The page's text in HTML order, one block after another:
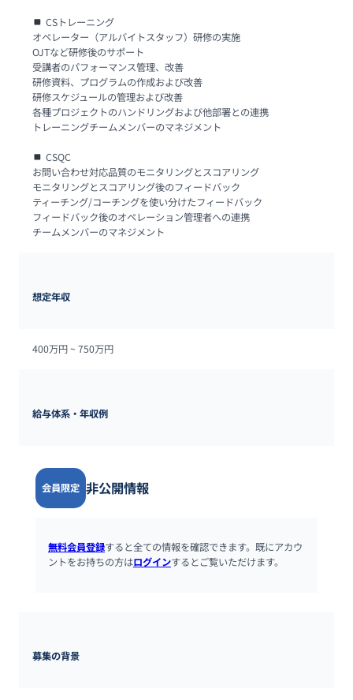
CSトレーニング
オペレーター（アルバイトスタッフ）研修の実施
OJTなど研修後のサポート
受講者のパフォーマンス管理、改善
研修資料、プログラムの作成および改善
研修スケジュールの管理および改善
各種プロジェクトのハンドリングおよび他部署との連携
トレーニングチームメンバーのマネジメント
CSQC
お問い合わせ対応品質のモニタリングとスコアリング
モニタリングとスコアリング後のフィードバック
ティーチング/コーチングを使い分けたフィードバック
フィードバック後のオペレーション管理者への連携
チームメンバーのマネジメント
想定年収
400万円 ~ 750万円
給与体系・年収例
会員限定 非公開情報
無料会員登録すると全ての情報を確認できます。既にアカウ
ントをお持ちの方はログインするとご覧いただけます。
募集の背景